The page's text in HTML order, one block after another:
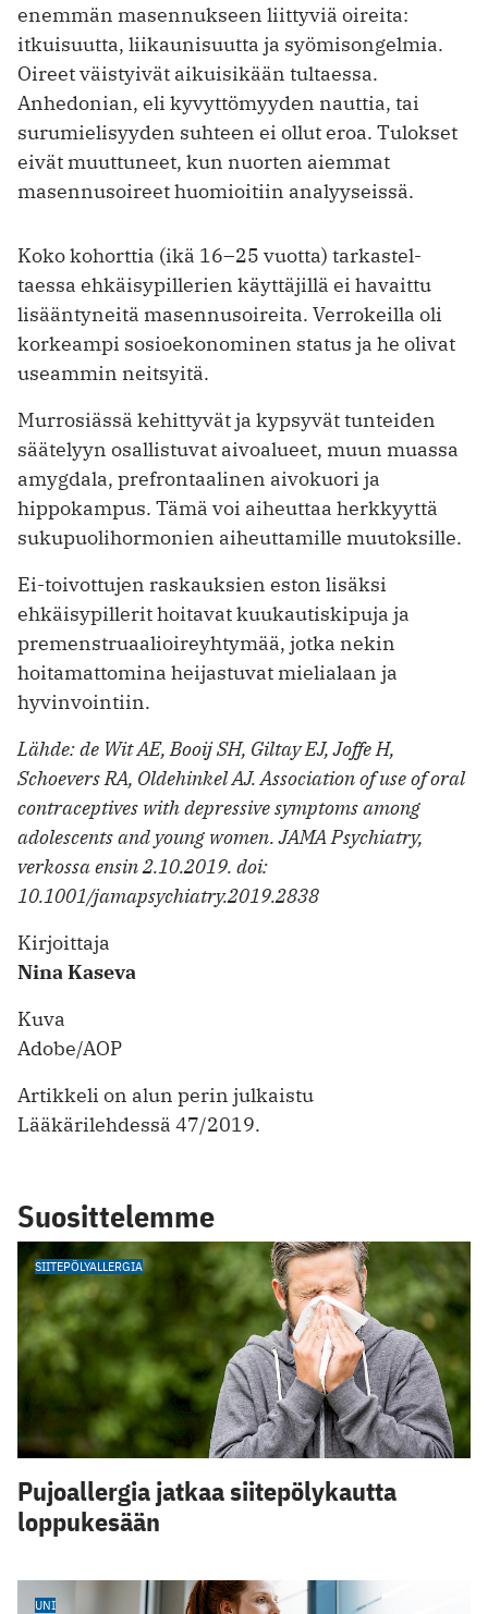
enemmän masennukseen liittyviä oireita:
itkuisuutta, liikaunisuutta ja syömisongelmia.
Oireet väistyivät aikuisikään tultaessa.
Anhedonian, eli kyvyttömyyden nauttia, tai
surumieli­syyden suhteen ei ollut eroa. Tulokset
eivät muuttuneet, kun nuorten aiemmat
masennusoireet huomioitiin analyyseissä.
Koko kohorttia (ikä 16–25 vuotta) tarkastel­
taessa ehkäisypillerien käyttäjillä ei havaittu
lisääntyneitä masennusoireita. Verrokeilla oli
korkeampi sosio­ekono­minen status ja he olivat
useammin neitsyitä.
Murrosiässä kehittyvät ja kypsyvät tunteiden
säätelyyn osallistuvat aivo­alueet, muun muassa
amygdala, prefrontaalinen aivokuori ja
hippokampus. Tämä voi aiheuttaa herkkyyttä
sukupuolihormo­nien aiheuttamille muutoksille.
Ei-toivottujen raskauksien eston lisäksi
ehkäisypillerit hoitavat kuukautiskipuja ja
premenstruaalioireyhtymää, jotka nekin
hoitamattomina heijastuvat mielialaan ja
hyvinvointiin.
Lähde: de Wit AE, Booij SH, Giltay EJ, Joffe H,
Schoevers RA, Oldehinkel AJ. Association of use of oral
contraceptives with depressive symptoms among
adolescents and young women. JAMA Psychiatry,
verkossa ensin 2.10.2019. doi:
10.1001/jamapsychiatry.2019.2838
Kirjoittaja
Nina Kaseva
Kuva
Adobe/AOP
Artikkeli on alun perin julkaistu
Lääkärilehdessä 47/2019.
Suosittelemme
SIITEPÖLYALLERGIA
Pujoallergia jatkaa siitepölykautta
loppukesään
UNI